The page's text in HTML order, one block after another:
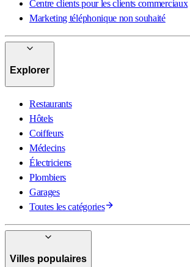
Centre clients pour les clients commerciaux
Marketing téléphonique non souhaité
Explorer
Restaurants
Hôtels
Coiffeurs
Médecins
Électriciens
Plombiers
Garages
Toutes les catégories
Villes populaires